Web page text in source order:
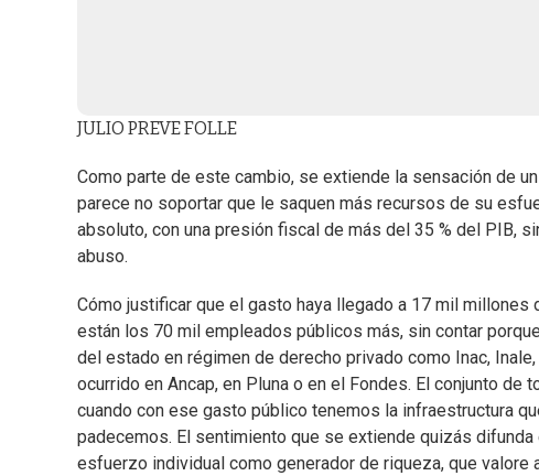
JULIO PREVE FOLLE
Como parte de este cambio, se extiende la sensación de
parece no soportar que le saquen más recursos de su
absoluto, con una presión fiscal de más del 35 % del PIB,
abuso.
Cómo justificar que el gasto haya llegado a 17 mil millones
están los 70 mil empleados públicos más, sin contar
del estado en régimen de derecho privado como Inac,
ocurrido en Ancap, en Pluna o en el Fondes. El conjunto
cuando con ese gasto público tenemos la infraestructura
padecemos. El sentimiento que se extiende quizás
esfuerzo individual como generador de riqueza, que